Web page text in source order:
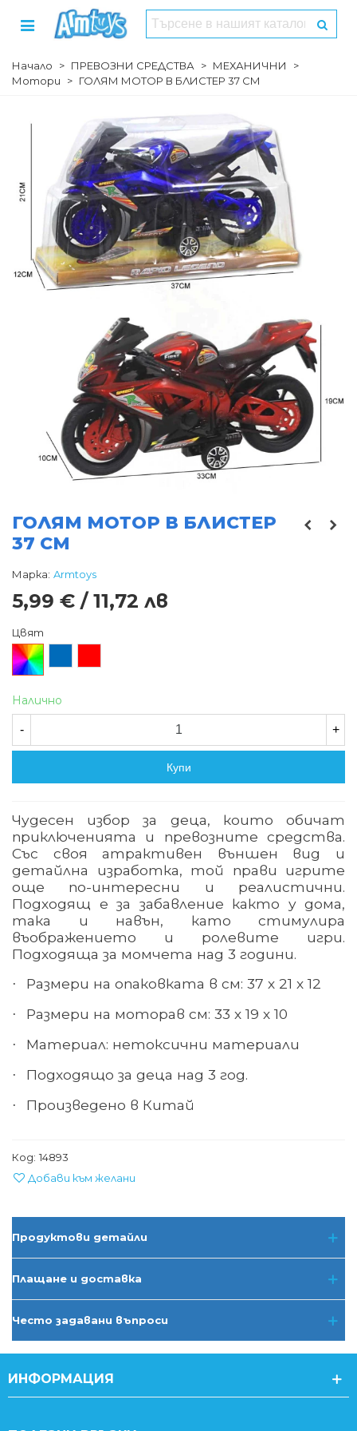
Начало > ПРЕВОЗНИ СРЕДСТВА > МЕХАНИЧНИ
>
Мотори
> ГОЛЯМ МОТОР В БЛИСТЕР 37 СМ
ГОЛЯМ МОТОР В БЛИСТЕР
37 СМ
Марка: Armtoys
5,99 € / 11,72 лв
Цвят
Произволен/
микс
Налично
- +
Купи
Чудесен избор за деца, които обичат
приключенията и превозните средства.
Със своя атрактивен външен вид и
детайлна изработка, той прави игрите
още по-интересни и реалистични.
Подходящ е за забавление както у дома,
така и навън, като стимулира
въображението и ролевите игри.
Подходяща за момчета над 3 години.
· Размери на опаковката в см: 37 х 21 х 12
· Размери на моторав см: 33 х 19 х 10
· Материал: нетоксични материали
· Подходящо за деца над 3 год.
· Произведено в Китай
Код: 14893
Добави към желани
Продуктови детайли
Плащане и доставка
Често задавани въпроси
ИНФОРМАЦИЯ